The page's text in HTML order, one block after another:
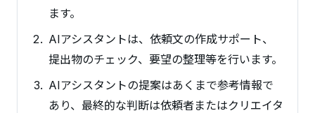
ます。
AIアシスタントは、依頼文の作成サポート、
提出物のチェック、要望の整理等を行います。
AIアシスタントの提案はあくまで参考情報で
あり、最終的な判断は依頼者またはクリエイタ